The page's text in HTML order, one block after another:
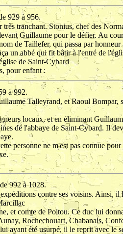
929 à 956.
tranchant. Stonius, chef des
Guillaume pour le défier. Au
de Taillefer, qui passa par honneur
un abbé qui fit bâtir à l'entré de
de Saint-Cybard
pour enfant :
à 992.
Talleyrand, et Raoul Bompar,
locaux, et en éliminant
de l'abbaye de Saint-Cybard. Il
personne ne m'est pas connue
992 à 1028.
contre ses voisins. Ainsi, il
et comte de Poitou. Ce duc lui
Rochechouart, Chabanais,
ayant été usurpé, il le reprit avec le